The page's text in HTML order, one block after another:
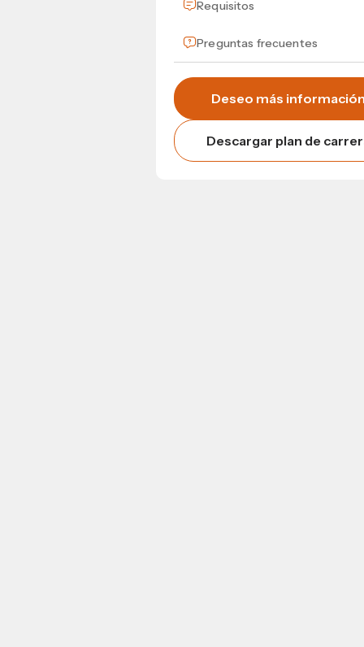
Requisitos
Preguntas frecuentes
Deseo más información
Descargar plan de